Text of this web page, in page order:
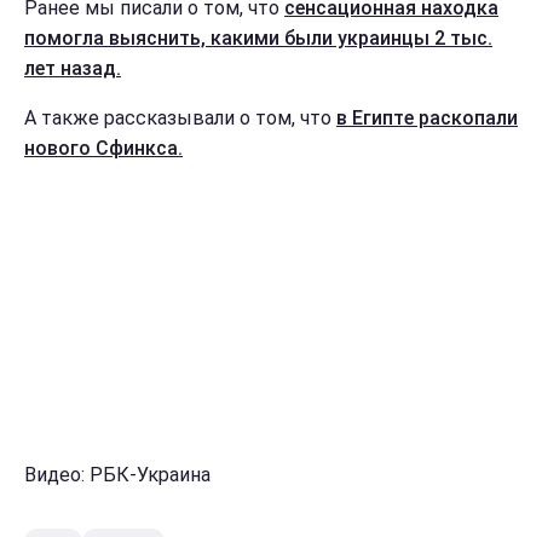
Ранее мы писали о том, что сенсационная находка
помогла выяснить, какими были украинцы 2 тыс.
лет назад.
А также рассказывали о том, что в Египте раскопали
нового Сфинкса.
Видео: РБК-Украина